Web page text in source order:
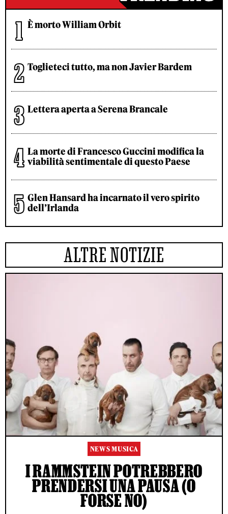
È morto William Orbit
Toglieteci tutto, ma non Javier Bardem
Lettera aperta a Serena Brancale
La morte di Francesco Guccini modifica la
viabilità sentimentale di questo Paese
Glen Hansard ha incarnato il vero spirito
dell’Irlanda
ALTRE NOTIZIE
NEWS MUSICA
I RAMMSTEIN POTREBBERO
PRENDERSI UNA PAUSA (O
FORSE NO)